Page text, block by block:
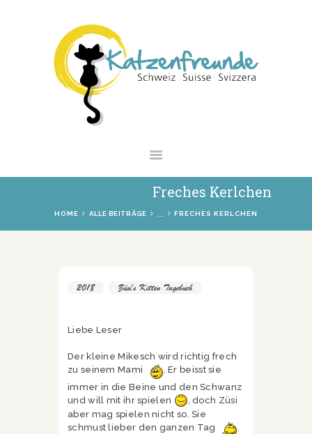
Freches Kerlchen
HOME ALLE BEITRÄGE FRECHES KERLCHEN
NEWS
VERMITTLUNG
INTERESSANTES
SHOP
2018 Züsi's Kitten Tagebuch
Liebe Leser
Der kleine Mikesch wird richtig frech
zu seinem Mami
. Er beisst sie
immer in die Beine und den Schwanz
und will mit ihr spielen
, doch Züsi
aber mag spielen nicht so. Sie
schmust lieber den ganzen Tag
.